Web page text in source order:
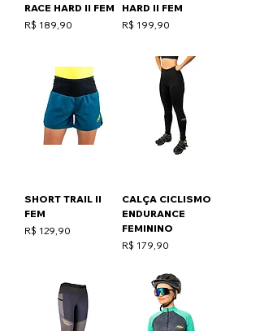
RACE HARD II FEM
Preço
R$ 189,90
HARD II FEM
Preço
R$ 199,90
SHORT TRAIL II
FEM
Preço
R$ 129,90
CALÇA CICLISMO
ENDURANCE
FEMININO
Preço
R$ 179,90